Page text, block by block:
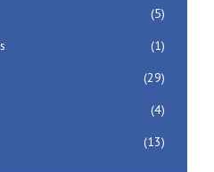
(5)
(1)
(29)
(4)
(13)